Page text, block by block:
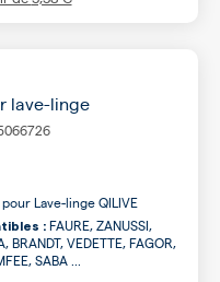
lave-linge
Lave-linge QILIVE
: FAURE, ZANUSSI,
BRANDT, VEDETTE, FAGOR,
SABA ...